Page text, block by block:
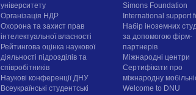
університету
Організація НДР
Охорона та захист прав
інтелектуальної власності
Рейтингова оцінка наукової
діяльності підрозділів та
співробітників
Наукові конференції ДНУ
Всеукраїнські студентські
Simons Foundation
International support
Набір іноземних
за допомогою фірм-
партнерів
Міжнародні центри
Сертифікати про
міжнародну
Welcome to DNU